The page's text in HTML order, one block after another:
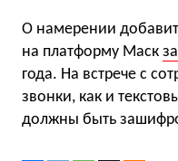
О намерении
на платформу Маск
года. На встрече с
звонки, как и
должны быть